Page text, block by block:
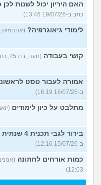
האם היריון יכול לשנות
כתב ב-19/07/26 13:46)
לימודי גיאוגרפיה? (אנונימית, בת 19, כתבה ב-19/
קושי בעבודה (נועה, בת 25, כתבה ב-16/07/26 16:28)
אמורה לעבור טסט
ב-16/07/26 16:19)
מתלבט על כיון לימודים (יואב, בן 27,
בירור לגבי תכנית 4 שנתית לרפואה
ב-15/07/26 12:16)
כמות אורחים לחתונה
12:03)